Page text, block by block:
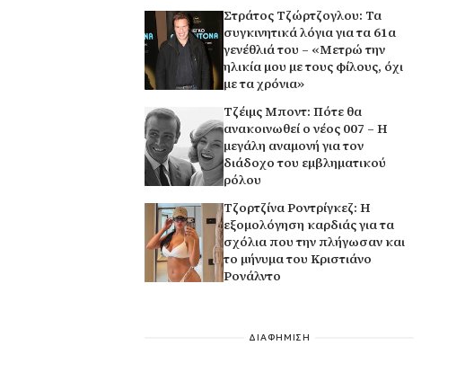
Στράτος Τζώρτζογλου: Τα
συγκινητικά λόγια για τα 61α
γενέθλιά του – «Μετρώ την
ηλικία μου με τους φίλους, όχι
με τα χρόνια»
Τζέιμς Μποντ: Πότε θα
ανακοινωθεί ο νέος 007 – Η
μεγάλη αναμονή για τον
διάδοχο του εμβληματικού
ρόλου
Τζορτζίνα Ροντρίγκεζ: Η
εξομολόγηση καρδιάς για τα
σχόλια που την πλήγωσαν και
το μήνυμα του Κριστιάνο
Ρονάλντο
ΔΙΑΦΗΜΙΣΗ